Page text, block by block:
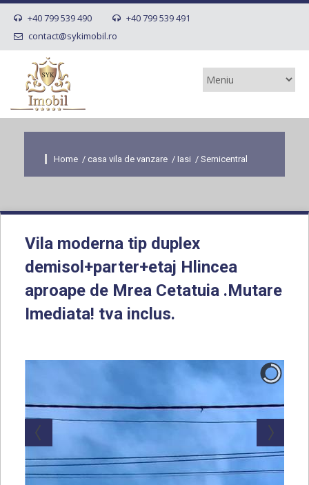
+40 799 539 490
+40 799 539 491
contact@sykimobil.ro
Home / casa vila de vanzare / Iasi / Semicentral
Vila moderna tip duplex
demisol+parter+etaj Hlincea
aproape de Mrea Cetatuia .Mutare
Imediata! tva inclus.